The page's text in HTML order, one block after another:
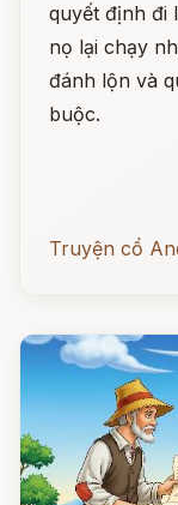
quyết định đi
nọ lại chạy
đánh lộn và
buộc.
Truyện cổ